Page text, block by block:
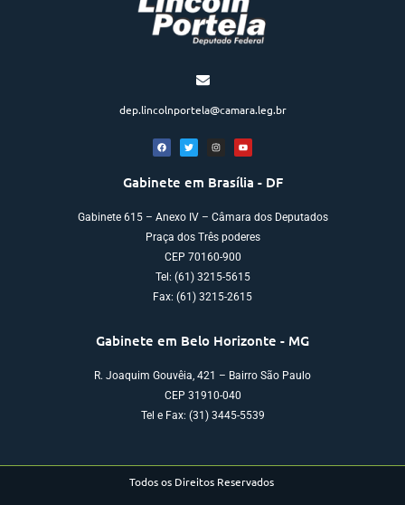
dep.lincolnportela@camara.leg.br
Gabinete em Brasília - DF
Gabinete 615 – Anexo IV – Câmara dos Deputados
Praça dos Três poderes
CEP 70160-900
Tel: (61) 3215-5615
Fax: (61) 3215-2615
Gabinete em Belo Horizonte - MG
R. Joaquim Gouvêia, 421 – Bairro São Paulo
CEP 31910-040
Tel e Fax: (31) 3445-5539
Todos os Direitos Reservados